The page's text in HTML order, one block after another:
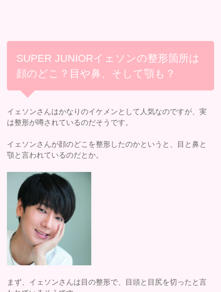
SUPER JUNIORイェソンの整形箇所は
顔のどこ？目や鼻、そして顎も？
イェソンさんはかなりのイケメンとして人気なのですが、実
は整形が噂されているのだそうです。
イェソンさんが顔のどこを整形したのかというと、目と鼻と
顎と言われているのだとか。
まず、イェソンさんは目の整形で、目頭と目尻を切ったと言